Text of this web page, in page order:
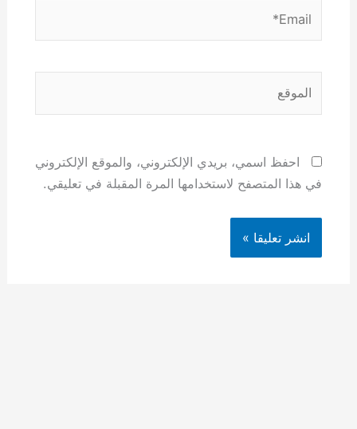
احفظ اسمي، بريدي الإلكتروني، والموقع الإلكتروني
في هذا المتصفح لاستخدامها المرة المقبلة في تعليقي.